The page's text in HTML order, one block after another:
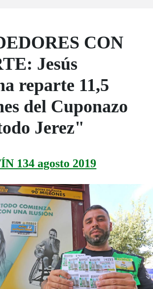
CON
Jesús
reparte 11,5
del Cuponazo
Jerez"
134 agosto 2019